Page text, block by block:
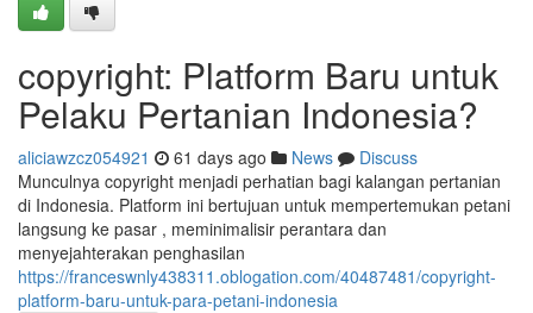
copyright: Platform Baru untuk
Pelaku Pertanian Indonesia?
aliciawzcz054921 61 days ago News
Discuss
Munculnya copyright menjadi perhatian bagi kalangan pertanian
di Indonesia. Platform ini bertujuan untuk mempertemukan petani
langsung ke pasar , meminimalisir perantara dan
menyejahterakan penghasilan
https://franceswnly438311.oblogation.com/40487481/copyright-
platform-baru-untuk-para-petani-indonesia